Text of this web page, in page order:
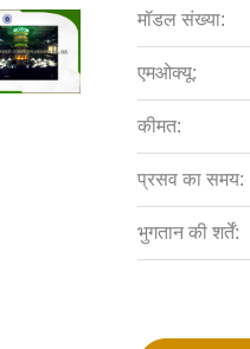
मॉडल संख्या:
एमओक्यू:
कीमत:
प्रसव का समय:
भुगतान की शर्तें: